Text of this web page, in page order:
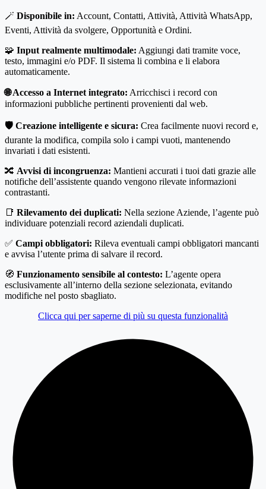
🪄 Disponibile in: Account, Contatti, Attività, Attività WhatsApp,
Eventi, Attività da svolgere, Opportunità e Ordini.
🧩 Input realmente multimodale: Aggiungi dati tramite voce,
testo, immagini e/o PDF. Il sistema li combina e li elabora
automaticamente.
🌐 Accesso a Internet integrato: Arricchisci i record con
informazioni pubbliche pertinenti provenienti dal web.
🛡️ Creazione intelligente e sicura: Crea facilmente nuovi record e,
durante la modifica, compila solo i campi vuoti, mantenendo
invariati i dati esistenti.
🔀 Avvisi di incongruenza: Mantieni accurati i tuoi dati grazie alle
notifiche dell’assistente quando vengono rilevate informazioni
contrastanti.
📑 Rilevamento dei duplicati: Nella sezione Aziende, l’agente può
individuare potenziali record aziendali duplicati.
✅ Campi obbligatori: Rileva eventuali campi obbligatori mancanti
e avvisa l’utente prima di salvare il record.
🧭 Funzionamento sensibile al contesto: L’agente opera
esclusivamente all’interno della sezione selezionata, evitando
modifiche nel posto sbagliato.
Clicca qui per saperne di più su questa funzionalità